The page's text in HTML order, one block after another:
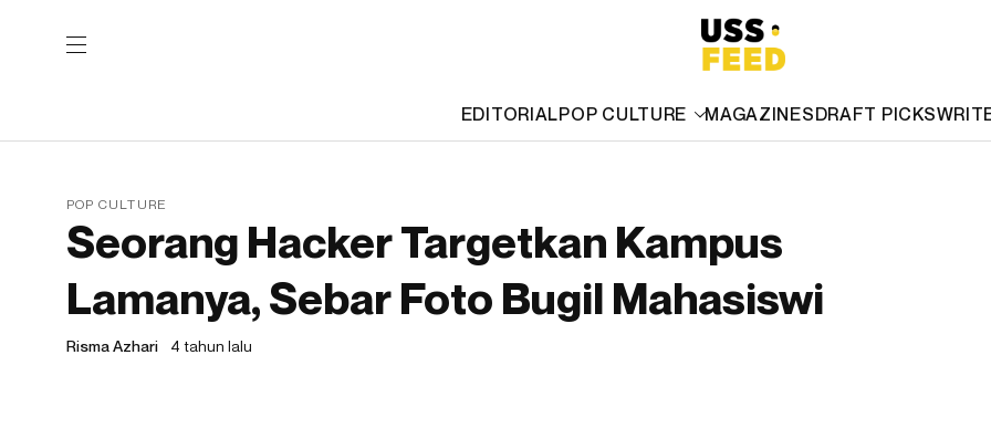
EDITORIALPOP CULTURE MAGAZINESDRAFT PICKS
POP CULTURE
Seorang Hacker Targetkan Kampus
Lamanya, Sebar Foto Bugil Mahasiswi
Risma Azhari 4 tahun lalu